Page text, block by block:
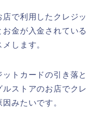
で利用したクレジッ
お金が入金されている
します。
トカードの引き落と
ストアのお店でクレ
みたいです。